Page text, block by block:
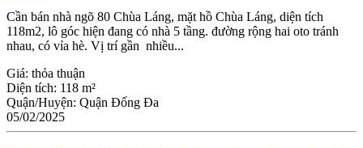
Cần bán nhà ngõ 80 Chùa Láng, mặt hồ Chùa Láng, diện tích
118m2, lô góc hiện đang có nhà 5 tầng. đường rộng hai oto tránh
nhau, có vỉa hè. Vị trí gần nhiều...
Giá: thỏa thuận
Diện tích: 118 m²
Quận/Huyện: Quận Đống Đa
05/02/2025